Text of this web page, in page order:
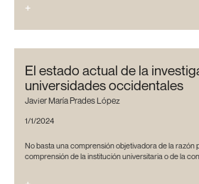
+
El estado actual de la
universidades occidentales
Javier María Prades López
1/1/2024
No basta una comprensión objetivadora de la razón
comprensión de la institución universitaria o de la